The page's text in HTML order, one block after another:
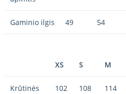
Gaminio ilgis 49 54
XS S M
Krūtinės
102 108 114